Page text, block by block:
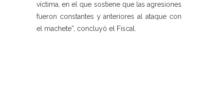
víctima, en el que sostiene que las agresiones
fueron constantes y anteriores al ataque con
el machete”, concluyó el Fiscal.